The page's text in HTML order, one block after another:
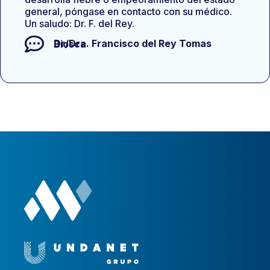
general, póngase en contacto con su médico.
Un saludo: Dr. F. del Rey.
Dr/Dra.
Francisco del Rey Tomas Biosca